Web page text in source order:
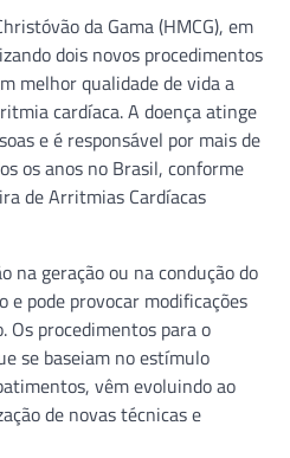
da Gama (HMCG), em
dois novos procedimentos
melhor qualidade de vida a
cardíaca. A doença atinge
e é responsável por mais de
os anos no Brasil, conforme
de Arritmias Cardíacas
na geração ou na condução do
pode provocar modificações
Os procedimentos para o
se baseiam no estímulo
vêm evoluindo ao
de novas técnicas e